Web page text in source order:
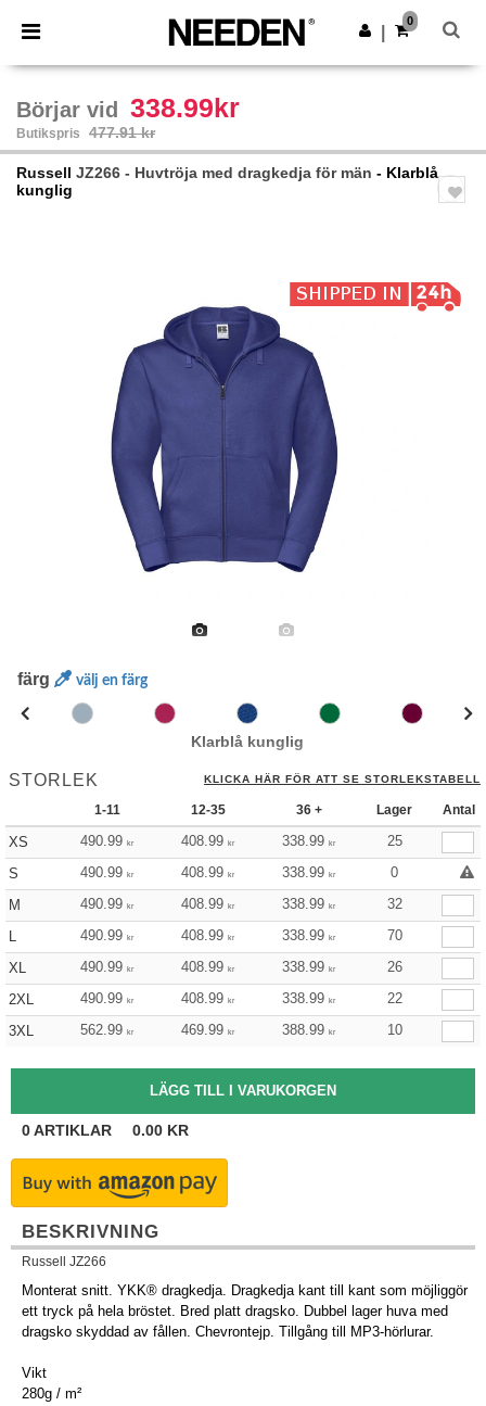
× Needen-app
Bättre priser i appen!
Hämta app
0
Börjar vid 338.99kr
Butikspris 477.91 kr
Russell JZ266 - Huvtröja med dragkedja för män - Klarblå
kunglig
färg välj en färg
Klarblå kunglig
STORLEK KLICKA HÄR FÖR ATT SE STORLEKSTABELL
1-11 12-35 36 + Lager Antal
XS 490.99 kr 408.99 kr 338.99 kr
25
S
490.99 kr 408.99 kr 338.99 kr
0
M
490.99 kr 408.99 kr 338.99 kr
32
L
490.99 kr 408.99 kr 338.99 kr
70
XL
490.99 kr 408.99 kr 338.99 kr
26
2XL
490.99 kr 408.99 kr 338.99 kr
22
3XL
562.99 kr 469.99 kr 388.99 kr 10
0ARTIKLAR 0.00 KR
BESKRIVNING
Russell JZ266
Monterat snitt. YKK® dragkedja. Dragkedja kant till kant som möjliggör
ett tryck på hela bröstet. Bred platt dragsko. Dubbel lager huva med
dragsko skyddad av fållen. Chevrontejp. Tillgång till MP3-hörlurar.
Vikt
280g / m²